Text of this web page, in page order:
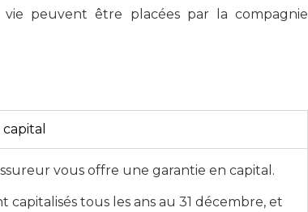
vie peuvent être placées par la compagnie
vous offre une garantie en capital.
tous les ans au 31 décembre, et